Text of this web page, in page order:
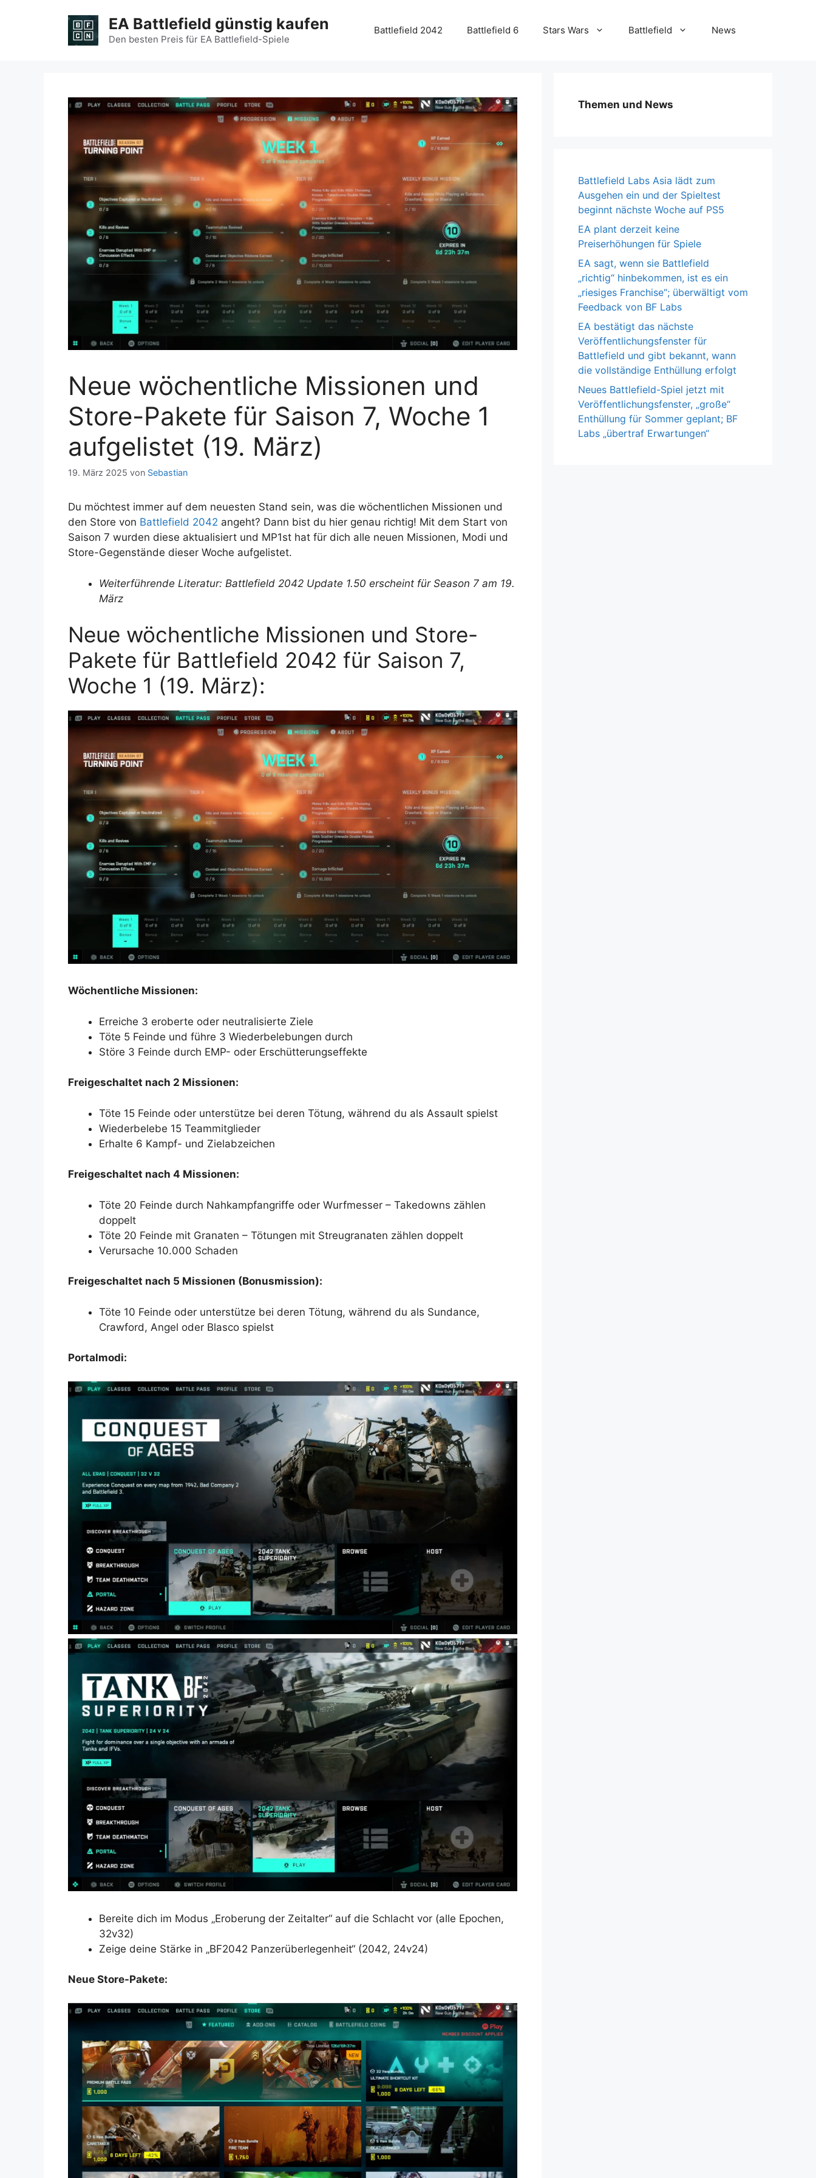
EA Battlefield günstig kaufen
Den besten Preis für EA Battlefield-Spiele
Battlefield 2042 Battlefield 6 Stars Wars Battlefield News
Neue wöchentliche Missionen und
Store-Pakete für Saison 7, Woche 1
aufgelistet (19. März)
19. März 2025 von Sebastian
Du möchtest immer auf dem neuesten Stand sein, was die wöchentlichen Missionen und
den Store von Battlefield 2042 angeht? Dann bist du hier genau richtig! Mit dem Start von
Saison 7 wurden diese aktualisiert und MP1st hat für dich alle neuen Missionen, Modi und
Store-Gegenstände dieser Woche aufgelistet.
Weiterführende Literatur: Battlefield 2042 Update 1.50 erscheint für Season 7 am 19.
März
Neue wöchentliche Missionen und Store-
Pakete für Battlefield 2042 für Saison 7,
Woche 1 (19. März):
Wöchentliche Missionen:
Erreiche 3 eroberte oder neutralisierte Ziele
Töte 5 Feinde und führe 3 Wiederbelebungen durch
Störe 3 Feinde durch EMP- oder Erschütterungseffekte
Freigeschaltet nach 2 Missionen:
Töte 15 Feinde oder unterstütze bei deren Tötung, während du als Assault spielst
Wiederbelebe 15 Teammitglieder
Erhalte 6 Kampf- und Zielabzeichen
Freigeschaltet nach 4 Missionen:
Töte 20 Feinde durch Nahkampfangriffe oder Wurfmesser – Takedowns zählen
doppelt
Töte 20 Feinde mit Granaten – Tötungen mit Streugranaten zählen doppelt
Verursache 10.000 Schaden
Freigeschaltet nach 5 Missionen (Bonusmission):
Töte 10 Feinde oder unterstütze bei deren Tötung, während du als Sundance,
Crawford, Angel oder Blasco spielst
Portalmodi:
Bereite dich im Modus „Eroberung der Zeitalter“ auf die Schlacht vor (alle Epochen,
32v32)
Zeige deine Stärke in „BF2042 Panzerüberlegenheit“ (2042, 24v24)
Neue Store-Pakete:
Themen und News
Battlefield Labs Asia lädt zum
Ausgehen ein und der Spieltest
beginnt nächste Woche auf PS5
EA plant derzeit keine
Preiserhöhungen für Spiele
EA sagt, wenn sie Battlefield
„richtig“ hinbekommen, ist es ein
„riesiges Franchise“; überwältigt vom
Feedback von BF Labs
EA bestätigt das nächste
Veröffentlichungsfenster für
Battlefield und gibt bekannt, wann
die vollständige Enthüllung erfolgt
Neues Battlefield-Spiel jetzt mit
Veröffentlichungsfenster, „große“
Enthüllung für Sommer geplant; BF
Labs „übertraf Erwartungen“